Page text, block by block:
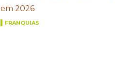
em 2026
FRANQUIAS